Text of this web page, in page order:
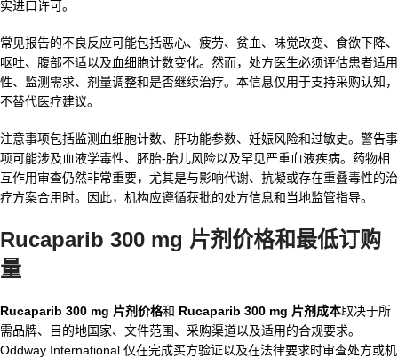
实进口许可。
常见报告的不良反应可能包括恶心、疲劳、贫血、味觉改变、食欲下降、
呕吐、腹部不适以及血细胞计数变化。然而，处方医生必须评估患者适用
性、监测需求、剂量调整和是否继续治疗。本信息仅用于支持采购认知，
不替代医疗建议。
注意事项包括监测血细胞计数、肝功能参数、妊娠风险和过敏史。警告事
项可能涉及血液学毒性、胚胎-胎儿风险以及罕见严重血液疾病。药物相
互作用审查仍然非常重要，尤其是与影响代谢、抗凝或存在重叠毒性的治
疗方案合用时。因此，机构应遵循获批的处方信息和当地监管指导。
Rucaparib 300 mg 片剂价格和最低订购
量
Rucaparib 300 mg 片剂价格和 Rucaparib 300 mg 片剂成本取决于所
需品牌、目的地国家、文件范围、采购渠道以及适用的合规要求。
Oddway International 仅在完成买方验证以及在法律要求时审查处方或机